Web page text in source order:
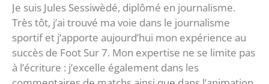
Je suis Jules Sessiwèdé, diplômé en journalisme.
Très tôt, j’ai trouvé ma voie dans le journalisme
sportif et j’apporte aujourd’hui mon expérience au
succès de Foot Sur 7. Mon expertise ne se limite pas
à l’écriture : j’excelle également dans les